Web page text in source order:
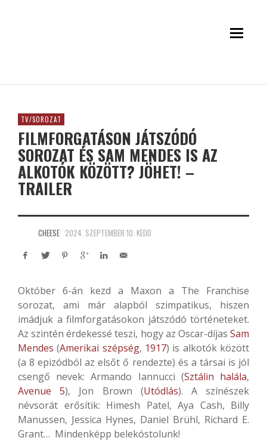
TV/SOROZAT
FILMFORGATÁSON JÁTSZÓDÓ
SOROZAT ÉS SAM MENDES IS AZ
ALKOTÓK KÖZÖTT? JÖHET! –
TRAILER
CHEESE 2024. SZEPTEMBER 10. KEDD
Október 6-án kezd a Maxon a The Franchise
sorozat, ami már alapból szimpatikus, hiszen
imádjuk a filmforgatásokon játszódó történeteket.
Az szintén érdekessé teszi, hogy az Oscar-díjas Sam
Mendes (Amerikai szépség, 1917) is alkotók között
(a 8 epizódból az elsőt ő rendezte) és a társai is jól
csengő nevek: Armando Iannucci (Sztálin halála,
Avenue 5), Jon Brown (Utódlás). A színészek
névsorát erősítik: Himesh Patel, Aya Cash, Billy
Manussen, Jessica Hynes, Daniel Brühl, Richard E.
Grant… Mindenképp belekóstolunk!